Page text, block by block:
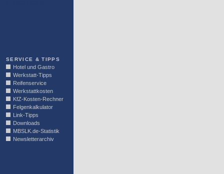
SERVICE & TIPPS
Hotel und Gastro
Werkstatt-Tipps
Reifenservice
Werkstattkosten
KfZ-Kosten-Rechner
Felgenkalkulator
Link-Tipps
Downloads
MBSLK.de-Statistik
Newsletterarchiv